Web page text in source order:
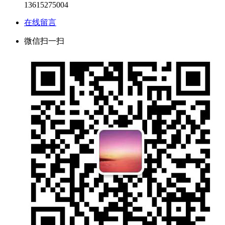
13615275004
在线留言
微信扫一扫